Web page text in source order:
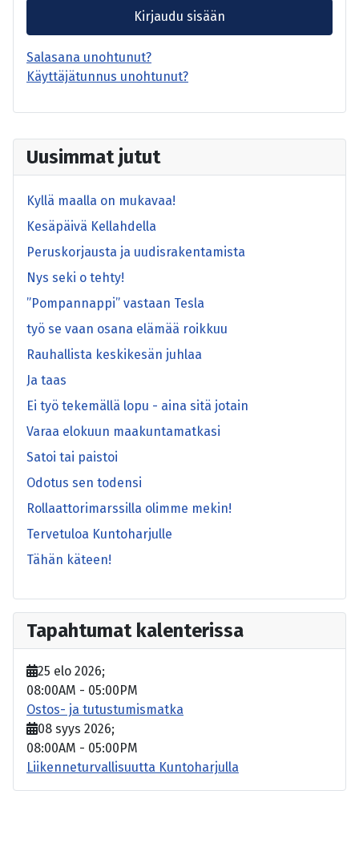
Uusimmat jutut
Kyllä maalla on mukavaa!
Kesäpäivä Kellahdella
Peruskorjausta ja uudisrakentamista
Nys seki o tehty!
”Pompannappi” vastaan Tesla
työ se vaan osana elämää roikkuu
Rauhallista keskikesän juhlaa
Ja taas
Ei työ tekemällä lopu - aina sitä jotain
Varaa elokuun maakuntamatkasi
Satoi tai paistoi
Odotus sen todensi
Rollaattorimarssilla olimme mekin!
Tervetuloa Kuntoharjulle
Tähän käteen!
Tapahtumat kalenterissa
25 elo 2026;
08:00AM - 05:00PM
Ostos- ja tutustumismatka
08 syys 2026;
08:00AM - 05:00PM
Liikenneturvallisuutta Kuntoharjulla
Kirjaudu sisään
Salasana unohtunut?
Käyttäjätunnus unohtunut?